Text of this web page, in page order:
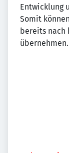
Entwicklung
Somit
bereits nach
übernehmen.